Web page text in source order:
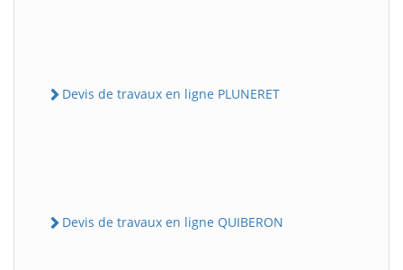
Devis de travaux en ligne PLUNERET
Devis de travaux en ligne QUIBERON